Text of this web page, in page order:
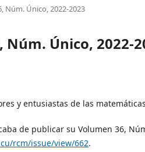
Núm. Único, 2022-2023
Núm. Único, 2022-
y entusiastas de las
de publicar su Volumen 36,
rcm/issue/view/662.